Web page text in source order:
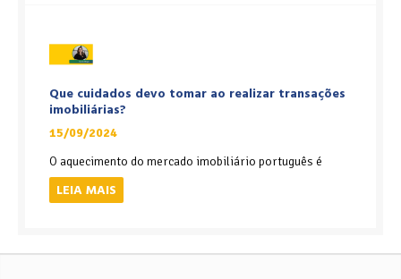
Que cuidados devo tomar ao realizar transações
imobiliárias?
15/09/2024
O aquecimento do mercado imobiliário português é
LEIA MAIS